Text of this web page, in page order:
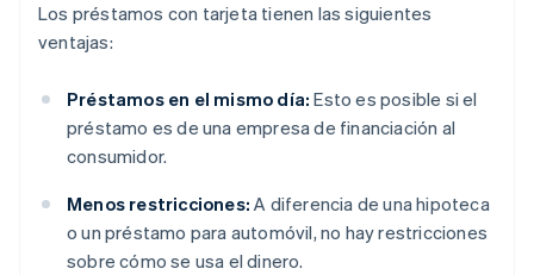
Los préstamos con tarjeta tienen las siguientes
ventajas:
Préstamos en el mismo día: Esto es posible si el
préstamo es de una empresa de financiación al
consumidor.
Menos restricciones: A diferencia de una hipoteca
o un préstamo para automóvil, no hay restricciones
sobre cómo se usa el dinero.